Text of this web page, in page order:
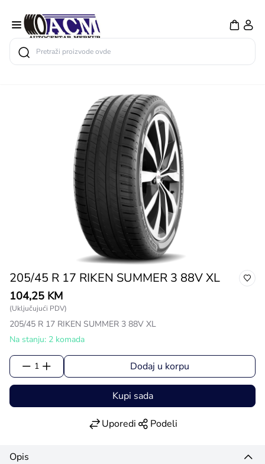
Search
205/45 R 17 RIKEN SUMMER 3 88V XL
104,25 KM
(Uključujući PDV)
205/45 R 17 RIKEN SUMMER 3 88V XL
Na stanju: 2 komada
1 Dodaj u korpu
Kupi sada
Uporedi Podeli
Opis